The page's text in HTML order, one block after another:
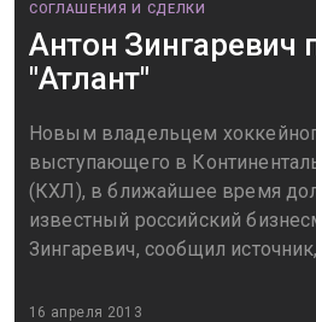
СОГЛАШЕНИЯ И СДЕЛКИ
Антон Зингаревич
"Атлант"
Новым владельцем
выступающего в
(КХЛ), в ближайшее время
известный российский
Зингаревич, сообщил
16 апреля 2013